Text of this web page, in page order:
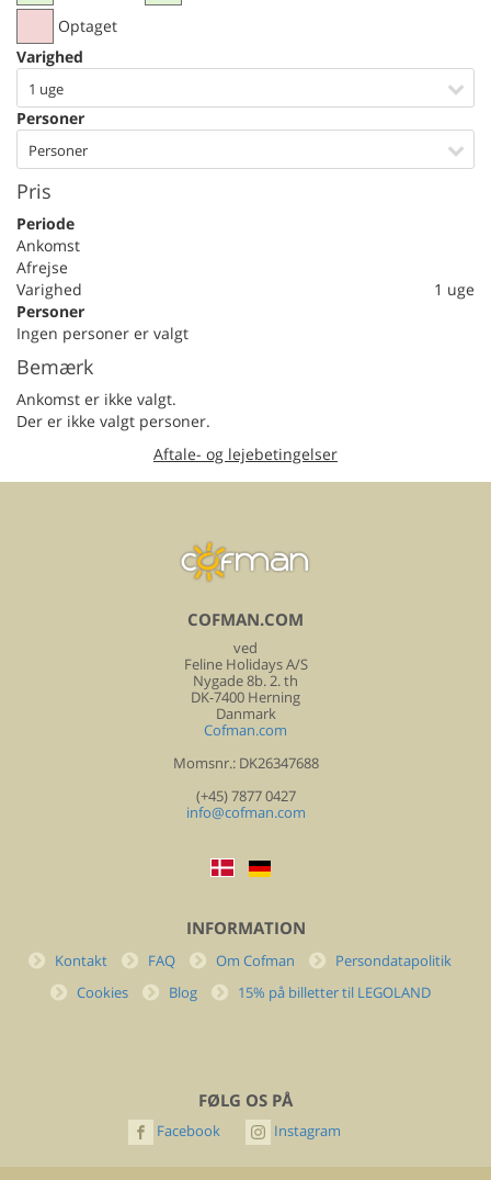
Optaget
Varighed
1 uge
Personer
Personer
Pris
Periode
Ankomst
Afrejse
Varighed
1 uge
Personer
Ingen personer er valgt
Bemærk
Ankomst er ikke valgt.
Der er ikke valgt personer.
Aftale- og lejebetingelser
COFMAN.COM
ved
Feline Holidays A/S
Nygade 8b. 2. th
DK-7400 Herning
Danmark
Cofman.com
Momsnr.: DK26347688
(+45) 7877 0427
info@cofman.com
INFORMATION
Kontakt FAQ Om Cofman
Persondatapolitik
Cookies
Blog 15% på billetter til LEGOLAND
FØLG OS PÅ
Facebook Instagram